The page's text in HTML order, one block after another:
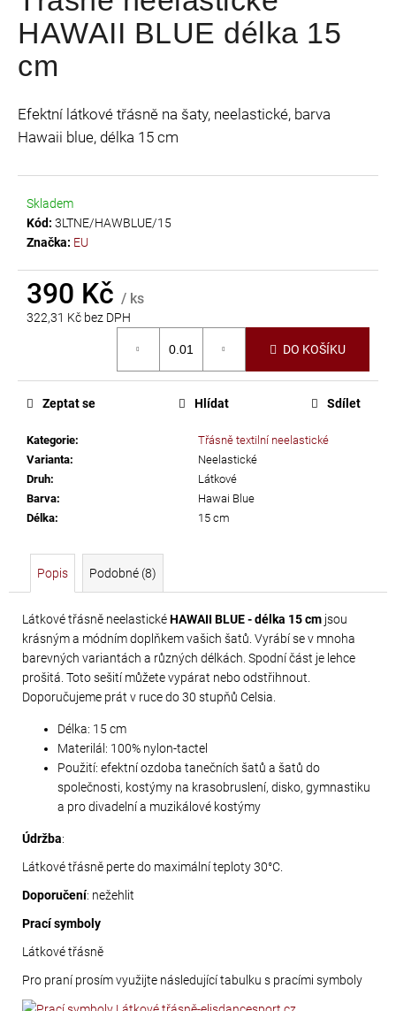
je
0,0
5
HAWAII BLUE délka 15
cm
Efektní látkové třásně na šaty, neelastické, barva
Hawaii blue, délka 15 cm
Skladem
Kód: 3LTNE/HAWBLUE/15
Značka: EU
390 Kč / ks
322,31 Kč bez DPH
DO KOŠÍKU
Kategorie:
Třásně textilní neelastické
Varianta:
Neelastické
Druh:
Látkové
Barva:
Hawai Blue
Délka: 15 cm
Zeptat se Hlídat Sdílet
Popis Podobné (8)
Látkové třásně neelastickéHAWAII BLUE - délka 15 cm jsou
krásným a módním doplňkem vašich šatů. Vyrábí se v mnoha
barevných variantách a různých délkách. Spodní část je lehce
prošitá. Toto sešití můžete vypárat nebo odstřihnout.
Doporučujeme prát v ruce do 30 stupňů Celsia.
Délka: 15 cm
Materilál: 100% nylon-tactel
Použití: efektní ozdoba tanečních šatů a šatů do
společnosti, kostýmy na krasobruslení, disko, gymnastiku
a pro divadelní a muzikálové kostýmy
Údržba:
Látkové třásně perte do maximální teploty 30°C.
Doporučení: nežehlit
Prací symboly
Látkové třásně
Pro praní prosím využijte následující tabulku s pracími symboly
a
j
í
?
D
o
p
u
e
m
e
TŘÁSNĚ
NEELASTICKÉ
DÉLKA
30
CM
620